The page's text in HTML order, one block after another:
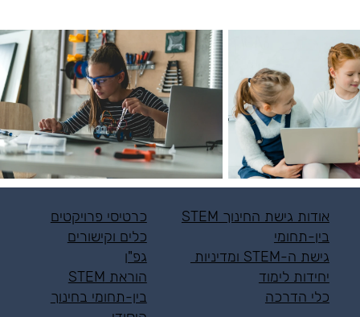
כרטיסי פרויקטים
כלים וקישורים
גפ"ן
הוראת STEM
בין-תחומי בחינוך
אודות גישת החינוך STEM
בין-תחומי
גישת ה-STEM ומדיניות
יחידות לימוד
כלי הדרכה